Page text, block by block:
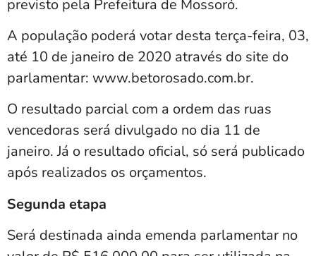
previsto pela Prefeitura de Mossoró.
A população poderá votar desta terça-feira, 03,
até 10 de janeiro de 2020 através do site do
parlamentar: www.betorosado.com.br.
O resultado parcial com a ordem das ruas
vencedoras será divulgado no dia 11 de
janeiro. Já o resultado oficial, só será publicado
após realizados os orçamentos.
Segunda etapa
Será destinada ainda emenda parlamentar no